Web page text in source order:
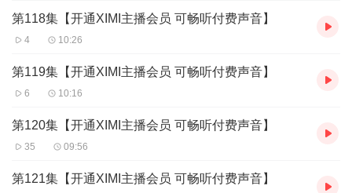
第118集【开通XIMI主播会员 可畅听付费声音】
4 10:26
第119集【开通XIMI主播会员 可畅听付费声音】
6 10:16
第120集【开通XIMI主播会员 可畅听付费声音】
35 09:56
第121集【开通XIMI主播会员 可畅听付费声音】